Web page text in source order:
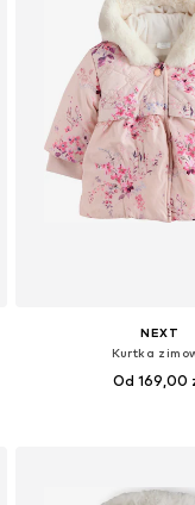
NEXT
Kurtka
Od 169,00